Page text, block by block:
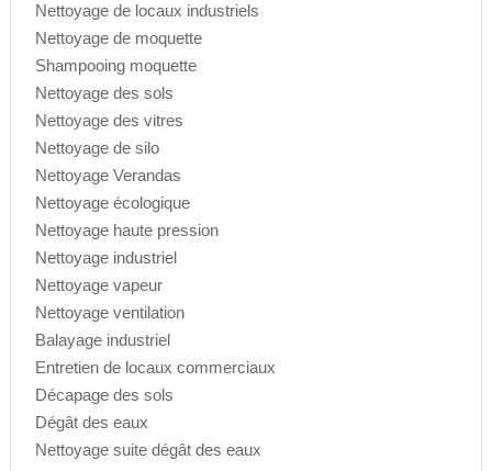
Nettoyage de locaux industriels
Nettoyage de moquette
Shampooing moquette
Nettoyage des sols
Nettoyage des vitres
Nettoyage de silo
Nettoyage Verandas
Nettoyage écologique
Nettoyage haute pression
Nettoyage industriel
Nettoyage vapeur
Nettoyage ventilation
Balayage industriel
Entretien de locaux commerciaux
Décapage des sols
Dégât des eaux
Nettoyage suite dégât des eaux